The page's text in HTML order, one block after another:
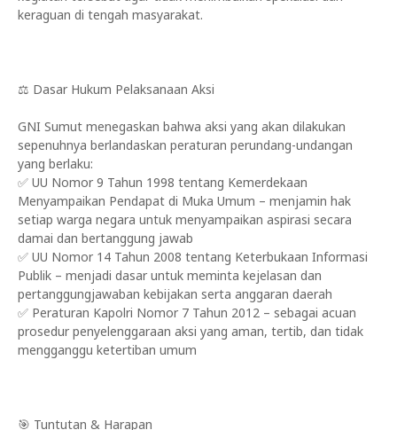
keraguan di tengah masyarakat.
⚖️ Dasar Hukum Pelaksanaan Aksi
GNI Sumut menegaskan bahwa aksi yang akan dilakukan
sepenuhnya berlandaskan peraturan perundang-undangan
yang berlaku:
✅ UU Nomor 9 Tahun 1998 tentang Kemerdekaan
Menyampaikan Pendapat di Muka Umum – menjamin hak
setiap warga negara untuk menyampaikan aspirasi secara
damai dan bertanggung jawab
✅ UU Nomor 14 Tahun 2008 tentang Keterbukaan Informasi
Publik – menjadi dasar untuk meminta kejelasan dan
pertanggungjawaban kebijakan serta anggaran daerah
✅ Peraturan Kapolri Nomor 7 Tahun 2012 – sebagai acuan
prosedur penyelenggaraan aksi yang aman, tertib, dan tidak
mengganggu ketertiban umum
🎯 Tuntutan & Harapan